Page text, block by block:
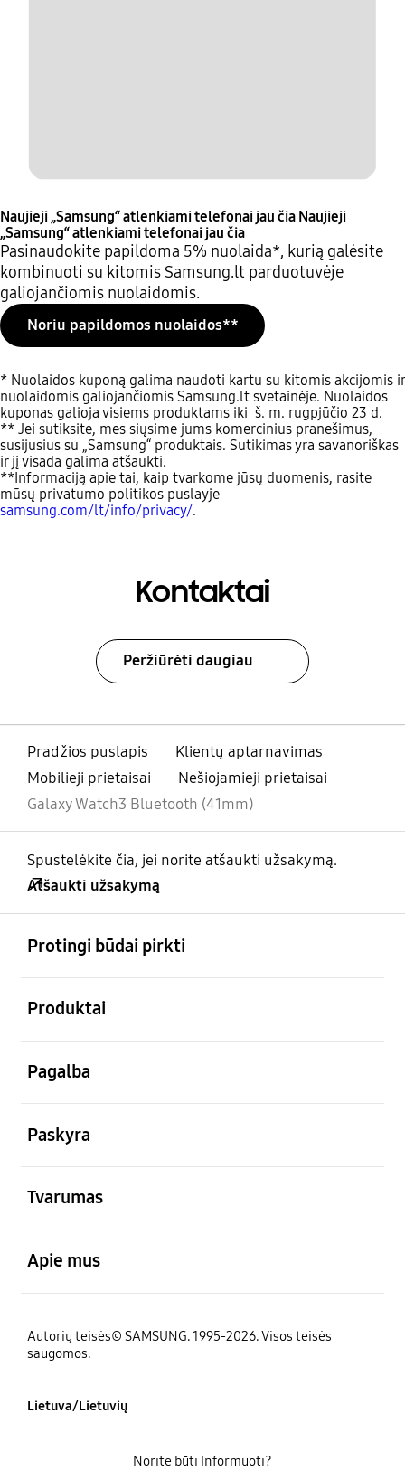
Naujieji „Samsung“ atlenkiami telefonai jau čia Naujieji
„Samsung“ atlenkiami telefonai jau čia
Pasinaudokite papildoma 5% nuolaida*, kurią galėsite
kombinuoti su kitomis Samsung.lt parduotuvėje
galiojančiomis nuolaidomis.
Noriu papildomos nuolaidos**
* Nuolaidos kuponą galima naudoti kartu su kitomis akcijomis ir
nuolaidomis galiojančiomis Samsung.lt svetainėje. Nuolaidos
kuponas galioja visiems produktams iki š. m. rugpjūčio 23 d.
** Jei sutiksite, mes siųsime jums komercinius pranešimus,
susijusius su „Samsung“ produktais. Sutikimas yra savanoriškas
ir jį visada galima atšaukti.
**Informaciją apie tai, kaip tvarkome jūsų duomenis, rasite
mūsų privatumo politikos puslayje
samsung.com/lt/info/privacy/.
Kontaktai
Peržiūrėti daugiau
Pradžios puslapis
Klientų aptarnavimas
Mobilieji prietaisai
Nešiojamieji prietaisai
Galaxy Watch3 Bluetooth (41mm)
Spustelėkite čia, jei norite atšaukti užsakymą.
Atšaukti užsakymą
Protingi būdai pirkti
Produktai
Pagalba
Paskyra
Tvarumas
Apie mus
Autorių teisės© SAMSUNG. 1995-2026. Visos teisės
saugomos.
Lietuva/Lietuvių
Norite būti Informuoti?